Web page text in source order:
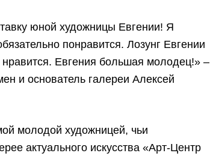
юной художницы Евгении! Я
понравится. Лозунг Евгении
нравится. Евгения большая молодец!» –
и основатель галереи Алексей
молодой художницей, чьи
актуального искусства «Арт-Центр